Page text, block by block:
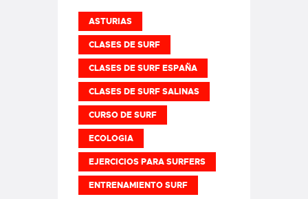
ASTURIAS
CLASES DE SURF
CLASES DE SURF ESPAÑA
CLASES DE SURF SALINAS
CURSO DE SURF
ECOLOGIA
EJERCICIOS PARA SURFERS
ENTRENAMIENTO SURF